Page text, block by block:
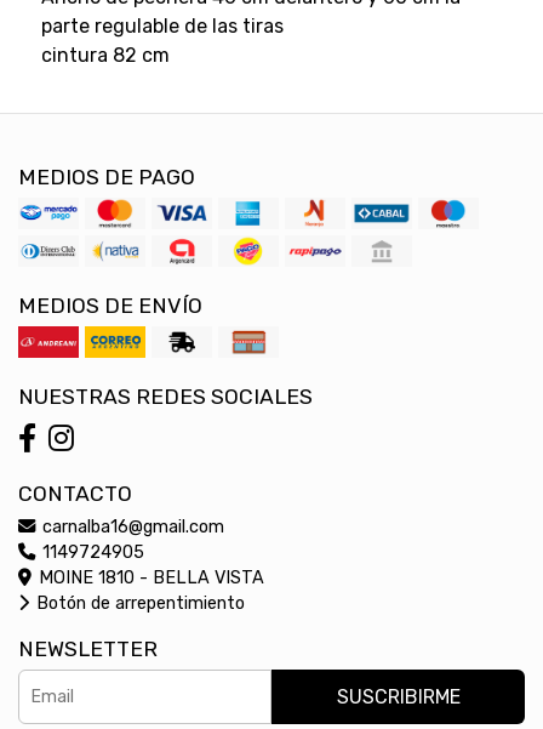
parte regulable de las tiras
cintura 82 cm
MEDIOS DE PAGO
MEDIOS DE ENVÍO
NUESTRAS REDES SOCIALES
CONTACTO
carnalba16@gmail.com
1149724905
MOINE 1810 - BELLA VISTA
Botón de arrepentimiento
NEWSLETTER
SUSCRIBIRME